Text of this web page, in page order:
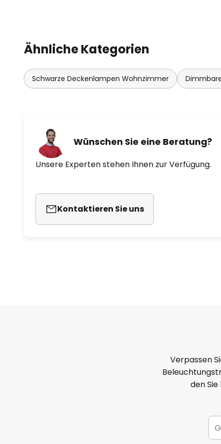
Ähnliche Kategorien
Schwarze Deckenlampen Wohnzimmer
Wünschen Sie eine Beratung?
Unsere Experten stehen Ihnen zur Verfügung.
Kontaktieren Sie uns
Verpassen
den